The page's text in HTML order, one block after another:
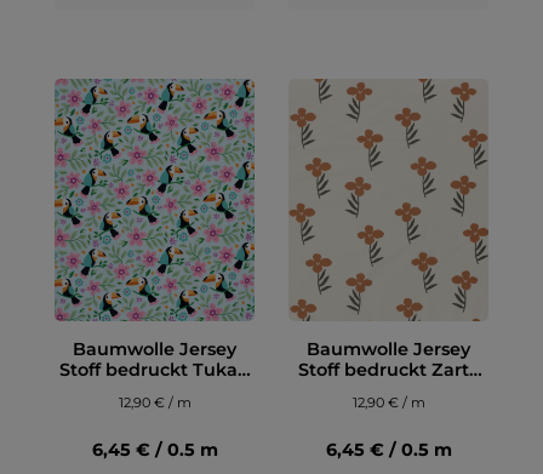
Baumwolle Jersey
Stoff bedruckt Tukan
und Blumen Hellblau
12,90 € / m
6,45 € / 0.5 m
Baumwolle Jersey
Stoff bedruckt Zarte
Blumen Wollweiß
12,90 € / m
6,45 € / 0.5 m